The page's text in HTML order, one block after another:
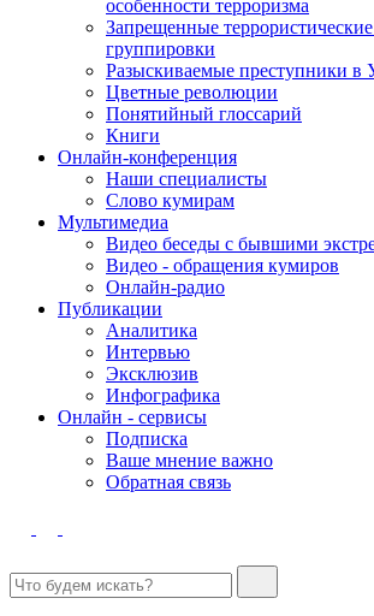
особенности терроризма
Запрещенные
группировки
Разыскиваемые преступники в
Цветные революции
Понятийный глоссарий
Книги
Онлайн-конференция
Наши специалисты
Слово кумирам
Мультимедиа
Видео беседы с бывшими
Видео - обращения кумиров
Онлайн-радио
Публикации
Аналитика
Интервью
Эксклюзив
Инфографика
Онлайн - сервисы
Подписка
Ваше мнение важно
Обратная связь